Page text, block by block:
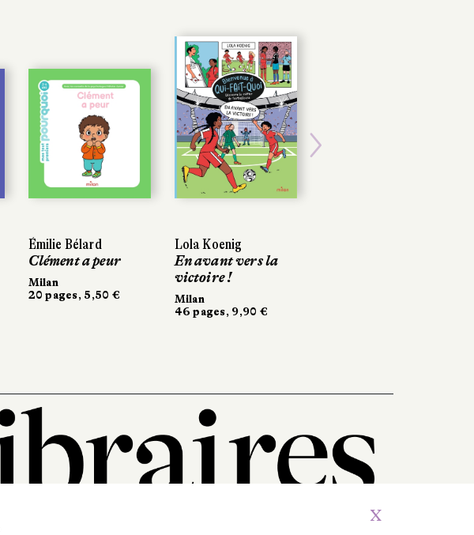
Émilie Bélard
Clément a peur
Milan
20 pages, 5,50 €
Lola Koenig
En avant vers la
victoire !
Milan
46 pages, 9,90 €
X